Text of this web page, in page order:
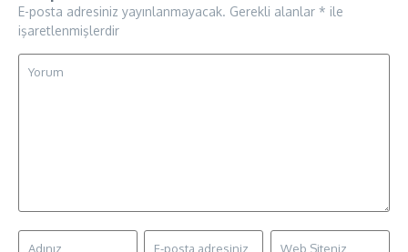
E-posta adresiniz yayınlanmayacak. Gerekli alanlar * ile
işaretlenmişlerdir